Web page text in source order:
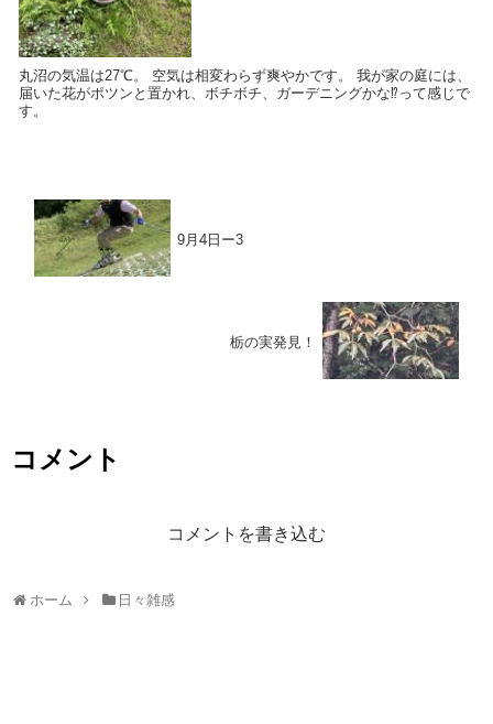
丸沼の気温は27℃。 空気は相変わらず爽やかです。 我が家の庭には、
届いた花がポツンと置かれ、ボチボチ、ガーデニングかな⁉️って感じで
す。
9月4日ー3
栃の実発見！
コメント
コメントを書き込む
ホーム 日々雑感